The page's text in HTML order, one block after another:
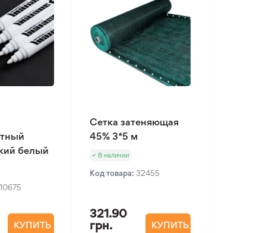
белый
10675
КУПИТЬ
Сетка затеняющая
45% 3*5 м
В наличии
Код товара: 32455
321.90
грн.
КУПИТЬ